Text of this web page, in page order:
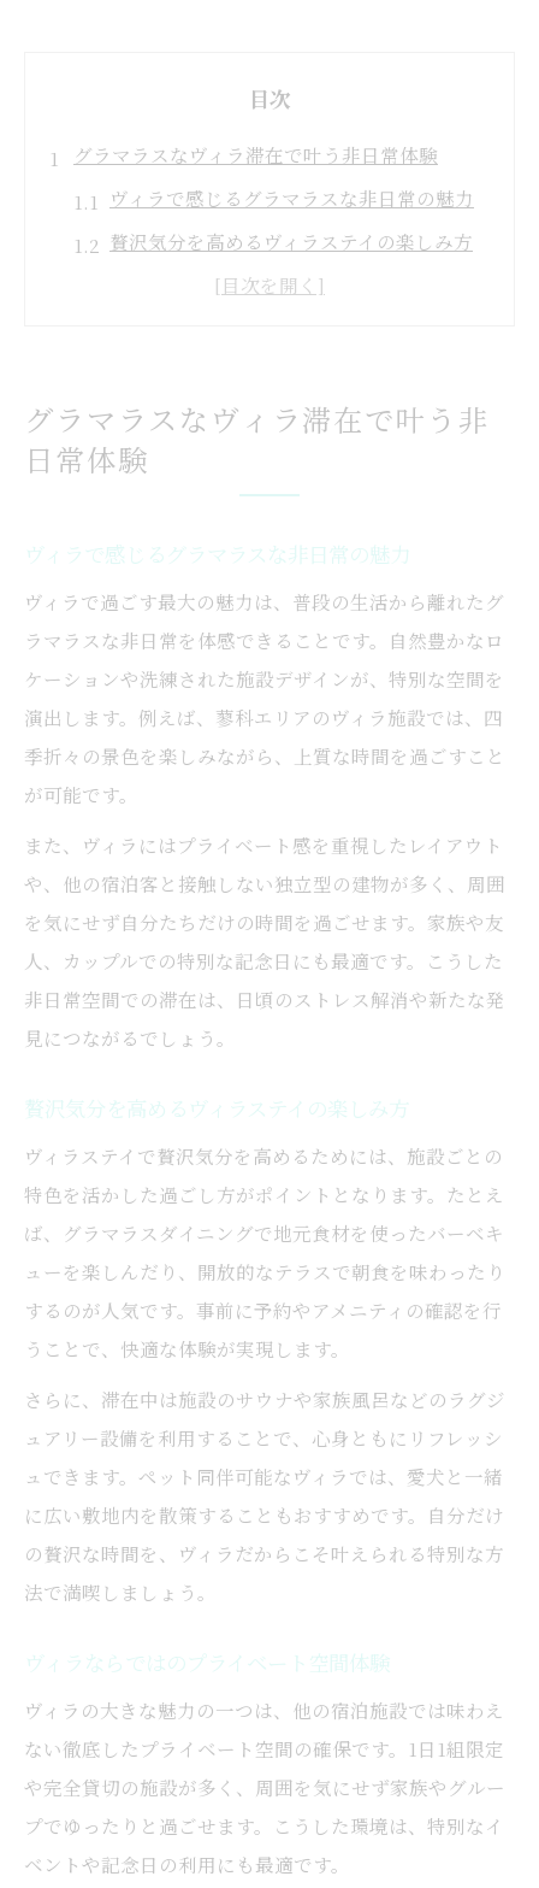
目次
グラマラスなヴィラ滞在で叶う非日常体験
ヴィラで感じるグラマラスな非日常の魅力
贅沢気分を高めるヴィラステイの楽しみ方
ヴィラならではのプライベート空間体験
アウトドア派に人気のヴィラの楽しみ方
アウトドア派必見ヴィラの楽しみ方ガイド
ヴィラで体験する自然派アウトドアの魅力
グラマラスなヴィラでBBQを満喫する方法
ヴィラ利用で広がるアウトドアレジャー提
案
ヴィラでアウトドアを満喫するコツを解説
贅沢気分を味わうヴィラならではの魅力
ヴィラだから叶う贅沢なひとときの過ごし
方
ラグジュアリーなヴィラ設備の特徴を紹介
ヴィラ宿泊で味わう贅沢体験のポイント
非日常を感じるヴィラの特別サービスとは
ヴィラ滞在で感じる贅沢気分の秘密
自然満喫のヴィラが提案する新しい宿泊
自然と調和するヴィラで新しい宿泊体験
ヴィラで楽しむグラマラスな自然との共存
自然派に人気のヴィラ滞在ポイントを解説
グラマラスなヴィラで四季を満喫する方法
自然満喫ヴィラのおすすめアクティビティ
特別な体験をヴィラで求めるなら必見
ヴィラで叶う特別な体験を徹底解説
グラマラスヴィラで思い出を作る方法
ヴィラで過ごす特別な一日の演出アイデア
記念日や特別な日におすすめのヴィラ利用
法
ヴィラならではの特別サービスを活用しよ
う
ヴィラを活用したアウトドアアクティビティ
ヴィラ発アウトドアアクティビティ完全攻
ヴィラで楽しむグラマラスなバーベキュー
ヴィラ滞在で体験できるアクティビティ紹
介
グラマラスなヴィラ滞在で叶う非
日常体験
ヴィラで感じるグラマラスな非日常の魅力
ヴィラで過ごす最大の魅力は、普段の生活から離れたグ
ラマラスな非日常を体感できることです。自然豊かなロ
ケーションや洗練された施設デザインが、特別な空間を
演出します。例えば、蓼科エリアのヴィラ施設では、四
季折々の景色を楽しみながら、上質な時間を過ごすこと
が可能です。
また、ヴィラにはプライベート感を重視したレイアウト
や、他の宿泊客と接触しない独立型の建物が多く、周囲
を気にせず自分たちだけの時間を過ごせます。家族や友
人、カップルでの特別な記念日にも最適です。こうした
非日常空間での滞在は、日頃のストレス解消や新たな発
見につながるでしょう。
贅沢気分を高めるヴィラステイの楽しみ方
ヴィラステイで贅沢気分を高めるためには、施設ごとの
特色を活かした過ごし方がポイントとなります。たとえ
ば、グラマラスダイニングで地元食材を使ったバーベキ
ューを楽しんだり、開放的なテラスで朝食を味わったり
するのが人気です。事前に予約やアメニティの確認を行
うことで、快適な体験が実現します。
さらに、滞在中は施設のサウナや家族風呂などのラグジ
ュアリー設備を利用することで、心身ともにリフレッシ
ュできます。ペット同伴可能なヴィラでは、愛犬と一緒
に広い敷地内を散策することもおすすめです。自分だけ
の贅沢な時間を、ヴィラだからこそ叶えられる特別な方
法で満喫しましょう。
ヴィラならではのプライベート空間体験
ヴィラの大きな魅力の一つは、他の宿泊施設では味わえ
ない徹底したプライベート空間の確保です。1日1組限定
や完全貸切の施設が多く、周囲を気にせず家族やグルー
プでゆったりと過ごせます。こうした環境は、特別なイ
ベントや記念日の利用にも最適です。